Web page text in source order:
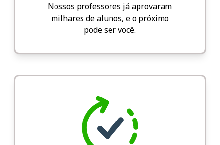
Nossos professores já aprovaram
milhares de alunos, e o próximo
pode ser você.